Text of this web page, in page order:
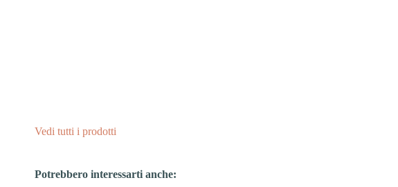
Vedi tutti i prodotti
Potrebbero interessarti anche: